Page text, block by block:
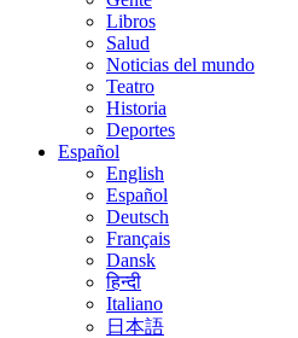
Libros
Salud
Noticias del mundo
Teatro
Historia
Deportes
Español
English
Español
Deutsch
Français
Dansk
हिन्दी
Italiano
日本語